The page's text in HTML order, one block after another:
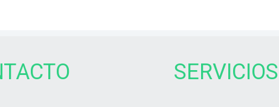
SERVICIOS